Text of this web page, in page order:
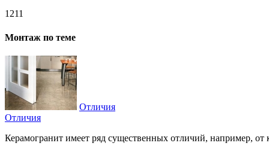
1211
Монтаж по теме
Отличия
Отличия
Керамогранит имеет ряд существенных отличий, например,